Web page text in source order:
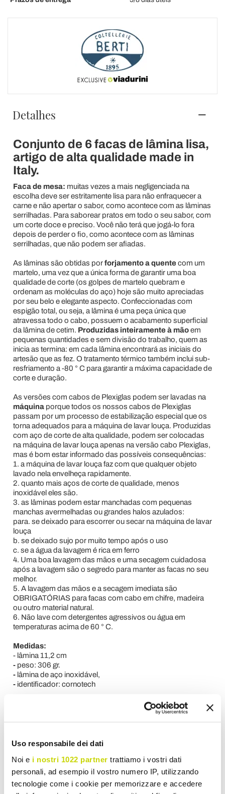
Uso responsabile dei dati
Noi e i nostri 1022 partner trattiamo i vostri dati
personali, ad esempio il vostro numero IP, utilizzando
tecnologie come i cookie per memorizzare e accedere
Detalhes
Conjunto de 6 facas de lâmina lisa,
artigo de alta qualidade made in
Italy.
Faca de mesa: muitas vezes a mais negligenciada na
escolha deve ser estritamente lisa para não enfraquecer a
carne e não apertar o sabor, como acontece com as lâminas
serrilhadas. Para saborear pratos em todo o seu sabor, com
um corte doce e preciso. Você não terá que jogá-lo fora
depois de perder o fio, como acontece com as lâminas
serrilhadas, que não podem ser afiadas.
As lâminas são obtidas porforjamento a quentecom um
martelo, uma vez que a única forma de garantir uma boa
qualidade de corte (os golpes de martelo quebram e
ordenam as moléculas do aço) hoje são muito apreciadas
por seu belo e elegante aspecto. Confeccionadas com
espigão total, ou seja, a lâmina é uma peça única que
atravessa todo o cabo, possuem o acabamento superficial
da lâmina de cetim. Produzidas inteiramente à mãoem
pequenas quantidades e sem divisão do trabalho, quem as
inicia as termina: em cada lâmina encontrará as iniciais do
artesão que as fez. O tratamento térmico também inclui sub-
resfriamento a -80 ° C para garantir a máxima capacidade de
corte e duração.
As versões com cabos de Plexiglas podem ser lavadas na
máquinaporque todos os nossos cabos de Plexiglas
passam por um processo de estabilização especial que os
torna adequados para a máquina de lavar louça. Produzidas
com aço de corte de alta qualidade, podem ser colocadas
na máquina de lavar louça apenas na versão cabo Plexiglas,
mas é bom estar informado das possíveis consequências:
1. a máquina de lavar louça faz com que qualquer objeto
lavado nela envelheça rapidamente.
2. quanto mais aços de corte de qualidade, menos
inoxidável eles são.
3. as lâminas podem estar manchadas com pequenas
manchas avermelhadas ou grandes halos azulados:
para. se deixado para escorrer ou secar na máquina de lavar
louça
b. se deixado sujo por muito tempo após o uso
c. se a água da lavagem é rica em ferro
4. Uma boa lavagem das mãos e uma secagem cuidadosa
após a lavagem são o segredo para manter as facas no seu
melhor.
5. A lavagem das mãos e a secagem imediata são
OBRIGATÓRIAS para facas com cabo em chifre, madeira
ou outro material natural.
6. Não lave com detergentes agressivos ou água em
temperaturas acima de 60 ° C.
Medidas:
- lâmina 11,2 cm
-peso: 306 gr.
-lâmina de aço inoxidável,
-identificador: cornotech
Rever
Para escrever um comentário você deve fazer o